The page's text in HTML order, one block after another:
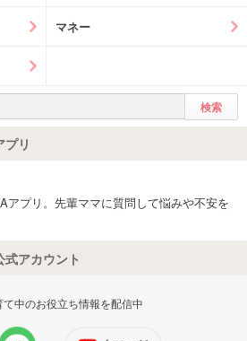
マネー
リ
アプリ。先輩ママに質問して悩みや不安を
アカウント
中のお役立ち情報を配信中